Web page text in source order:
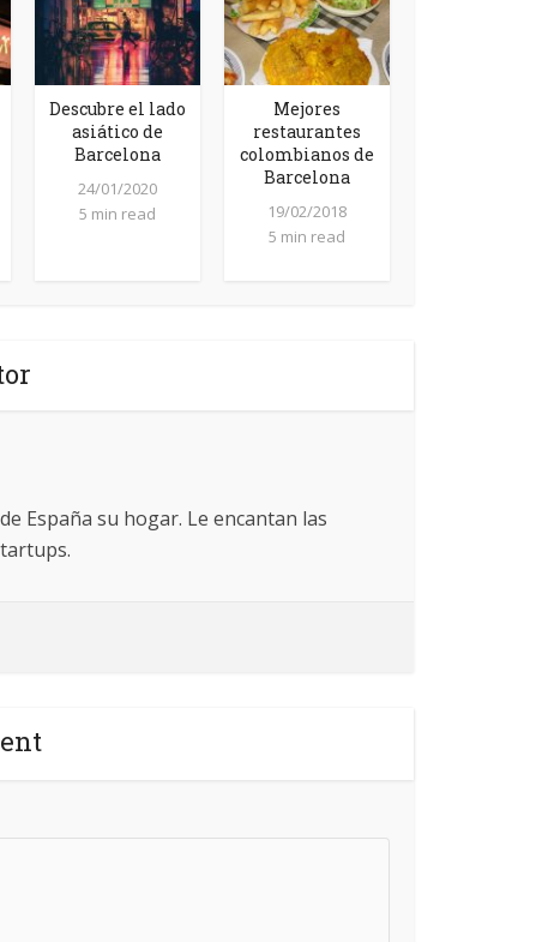
Descubre el lado
asiático de
Barcelona
24/01/2020
5 min read
Mejores
restaurantes
colombianos de
Barcelona
19/02/2018
5 min read
España su hogar. Le encantan las